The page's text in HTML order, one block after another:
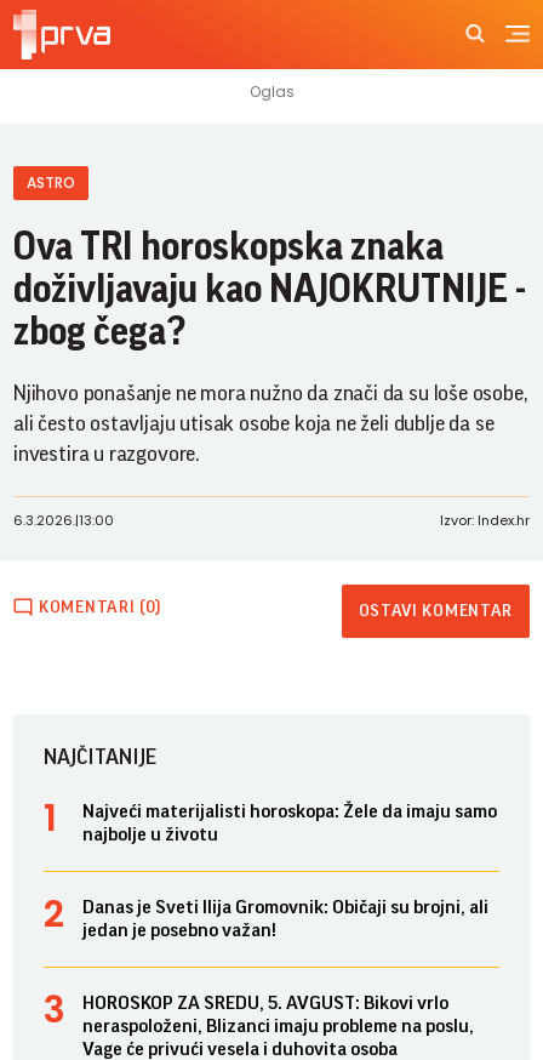
ASTRO
Ova TRI horoskopska znaka
doživljavaju kao NAJOKRUTNIJE -
zbog čega?
Njihovo ponašanje ne mora nužno da znači da su loše osobe,
ali često ostavljaju utisak osobe koja ne želi dublje da se
investira u razgovore.
6.3.2026.|13:00 Izvor: Index.hr
KOMENTARI (0) OSTAVI KOMENTAR
NAJČITANIJE
Najveći materijalisti horoskopa: Žele da imaju samo
najbolje u životu
Danas je Sveti Ilija Gromovnik: Običaji su brojni, ali
jedan je posebno važan!
HOROSKOP ZA SREDU, 5. AVGUST: Bikovi vrlo
neraspoloženi, Blizanci imaju probleme na poslu,
Vage će privući vesela i duhovita osoba